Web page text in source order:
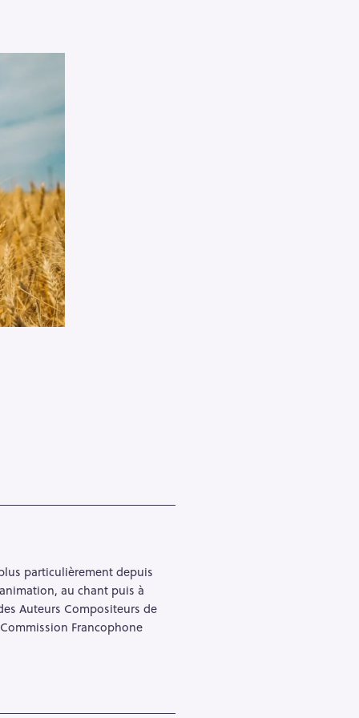
particulièrement depuis
au chant puis à
Auteurs Compositeurs de
Francophone